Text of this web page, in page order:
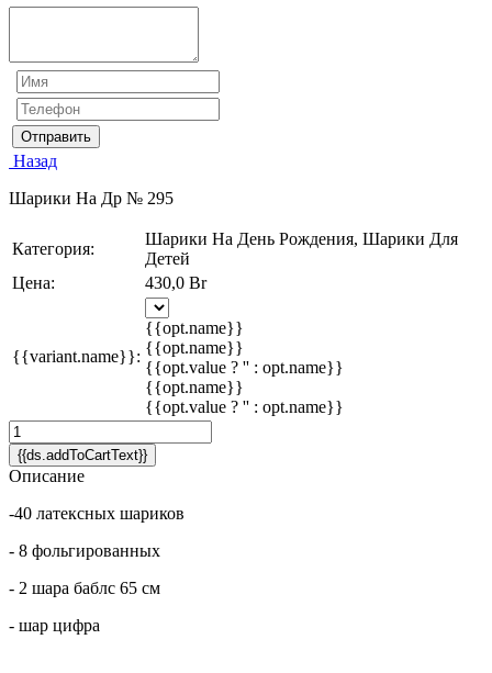
Отправить
Назад
Шарики На Др № 295
Категория:
Шарики На День Рождения, Шарики Для
Детей
Цена:
430,0 Br
{{variant.name}}:
{{opt.name}}
{{opt.name}}
{{opt.value ? '' : opt.name}}
{{opt.name}}
{{opt.value ? '' : opt.name}}
{{ds.addToCartText}}
Описание
-40 латексных шариков
- 8 фольгированных
- 2 шара баблс 65 см
- шар цифра